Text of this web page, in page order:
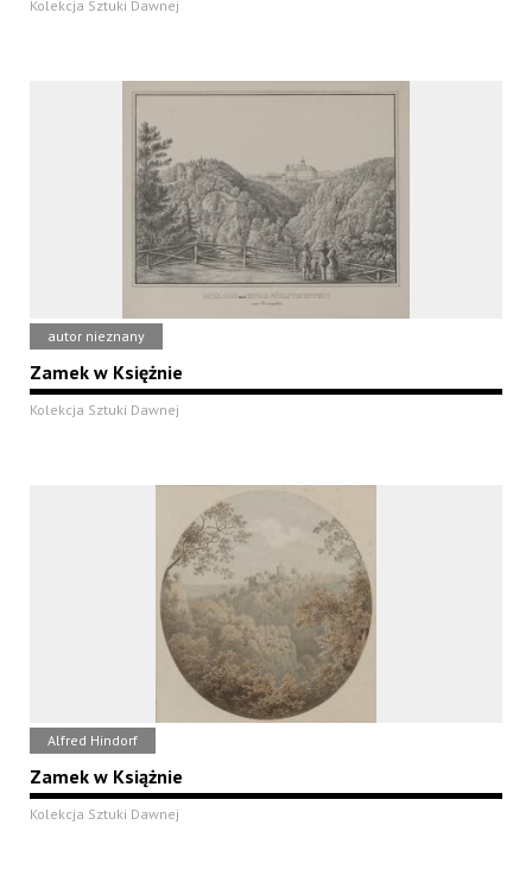
Kolekcja Sztuki Dawnej
autor nieznany
Zamek w Księżnie
Kolekcja Sztuki Dawnej
Alfred Hindorf
Zamek w Książnie
Kolekcja Sztuki Dawnej